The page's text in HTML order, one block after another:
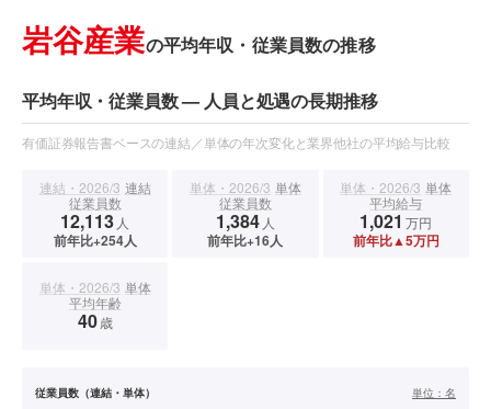
岩谷産業の平均年収・従業員数の推移
平均年収・従業員数 — 人員と処遇の長期推移
有価証券報告書ベースの連結／単体の年次変化と業界他社の平均給与比較
連結・2026/3 連結
従業員数
12,113 人
前年比+254人
単体・2026/3 単体
従業員数
1,384 人
前年比+16人
単体・2026/3 単体
平均給与
1,021 万円
前年比▲5万円
単体・2026/3 単体
平均年齢
40歳
従業員数（連結・単体） 単位： 名